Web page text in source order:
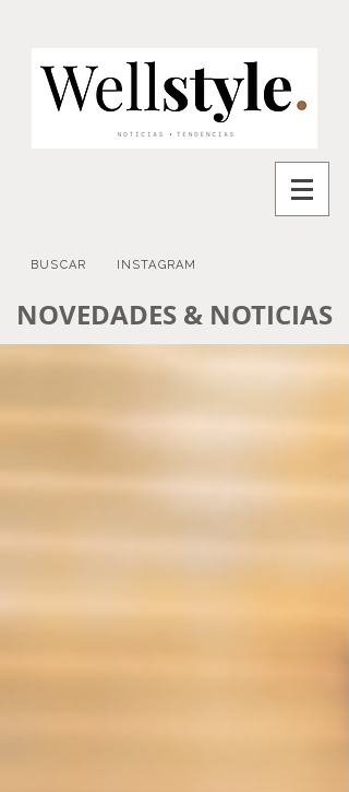
BUSCAR INSTAGRAM
NOVEDADES & NOTICIAS